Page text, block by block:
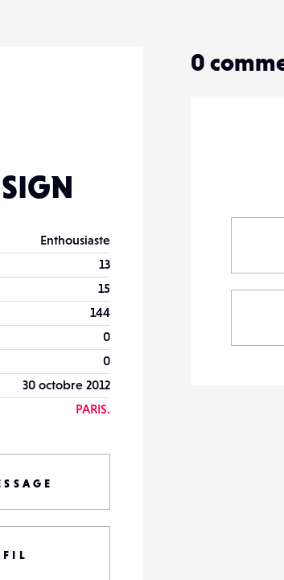
Enthousiaste
13
15
144
0
0
30 octobre 2012
PARIS.
0